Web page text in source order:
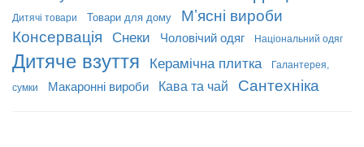
Дитячі товари Товари для дому
М’ясні вироби
Консервація Снеки Чоловічий одяг Національний одяг
Дитяче взуття Керамічна плитка
Галантерея,
сумки
Макаронні вироби Кава та чай Сантехніка